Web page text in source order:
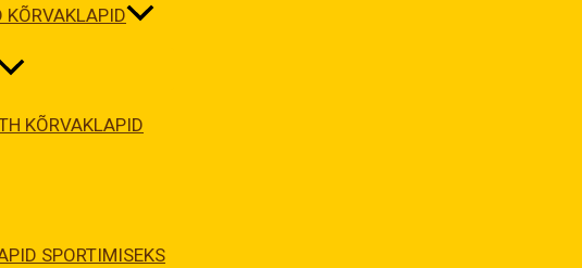
KÕRVAKLAPID
SPORTIMISEKS